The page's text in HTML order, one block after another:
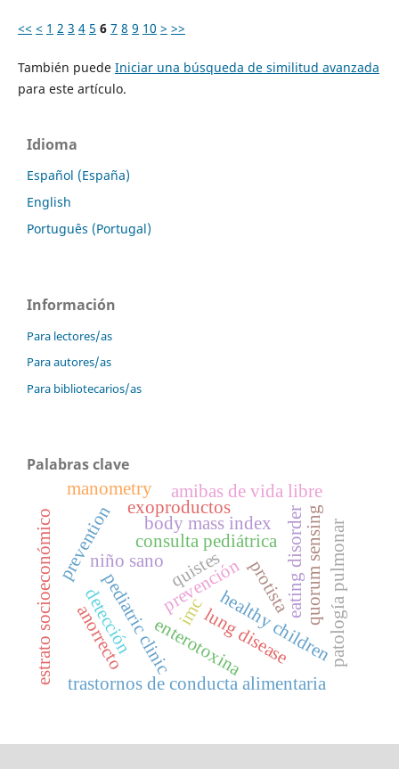
<< < 1 2 3 4 5 6 7 8 9 10 > >>
También puede Iniciar una búsqueda de similitud avanzada
para este artículo.
Idioma
Español (España)
English
Português (Portugal)
Información
Para lectores/as
Para autores/as
Para bibliotecarios/as
Palabras clave
niño sanoprevención
consulta pediátrica
healthy children
prevention
pediatric clinic
trastornos de conducta alimentaria
imc
estrato socioeconómico eating disorder
body mass index patología pulmonar
lung disease
amibas de vida libre
enterotoxina
detección
exoproductos quorum sensing
protista
quistes
anorrecto
manometry